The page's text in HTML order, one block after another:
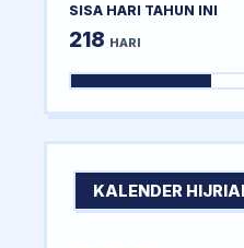
SISA HARI TAHUN INI
218 HARI
KALENDER